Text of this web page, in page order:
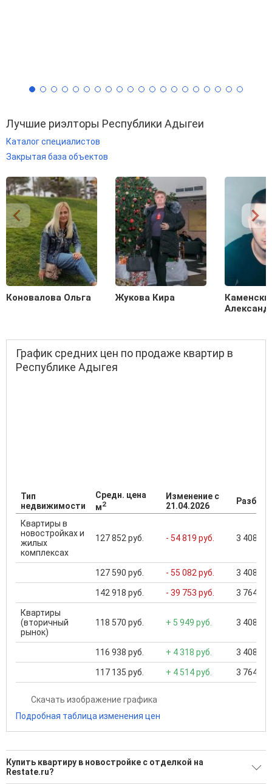
Лучшие риэлторы Республики Адыгеи
Каталог специалистов
Закрытая база объектов
Коновалова Ольга Жукова Кира
График средних цен по продаже квартир в
Республике Адыгея
Тип
недвижимости
Средн. цена
м2
Изменение с
21.04.2026
Квартиры в
новостройках и
жилых
комплексах
127 852 руб. - 54 819 руб. 3 408
127 590 руб. - 55 082 руб. 3 408
142 918 руб. - 39 753 руб. 3 764
Квартиры
(вторичный
рынок)
118 570 руб. + 5 949 руб. 3 408
116 938 руб. + 4 318 руб. 3 408
117 135 руб. + 4 514 руб. 3 764
Скачать изображение графика
Подробная таблица изменения цен
Купить квартиру в новостройке с отделкой на
Restate.ru?